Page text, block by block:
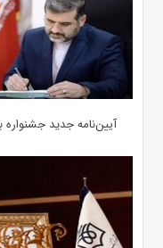
آیین‌نامه جدید